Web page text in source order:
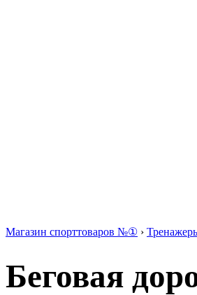
Магазин спорттоваров №① ›
Беговая